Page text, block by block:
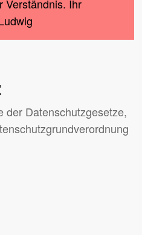
Verständnis. Ihr
der Datenschutzgesetze,